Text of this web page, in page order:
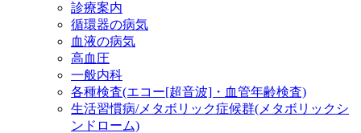
診療案内
循環器の病気
血液の病気
高血圧
一般内科
各種検査(エコー[超音波]・血管年齢検査)
生活習慣病/メタボリック症候群(メタボリックシ
ンドローム)